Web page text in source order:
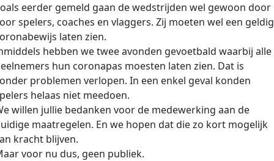
eerder gemeld gaan de wedstrijden wel gewoon door
spelers, coaches en vlaggers. Zij moeten wel een geldig
laten zien.
hebben we twee avonden gevoetbald waarbij alle
hun coronapas moesten laten zien. Dat is
problemen verlopen. In een enkel geval konden
helaas niet meedoen.
willen jullie bedanken voor de medewerking aan de
maatregelen. En we hopen dat die zo kort mogelijk
kracht blijven.
voor nu dus, geen publiek.